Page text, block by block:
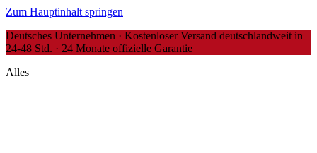
Zum Hauptinhalt springen
Deutsches Unternehmen · Kostenloser Versand deutschlandweit in
24-48 Std. · 24 Monate offizielle Garantie
Alles